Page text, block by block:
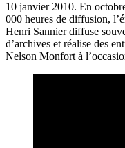
10 janvier 2010. En
000 heures de diffusion,
Henri Sannier diffuse
d’archives et réalise des
Nelson Monfort à